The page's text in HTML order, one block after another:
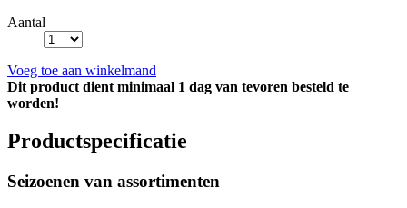
Aantal
Voeg toe aan winkelmand
Dit product dient minimaal 1 dag van tevoren besteld te
worden!
Productspecificatie
Seizoenen van assortimenten